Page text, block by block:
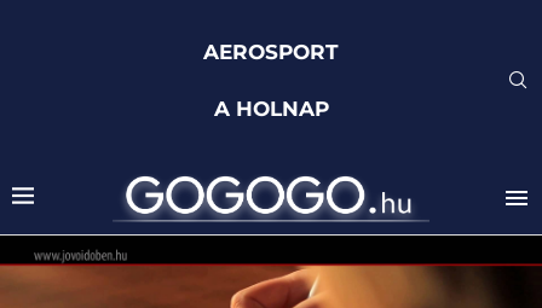
AEROSPORT
A HOLNAP